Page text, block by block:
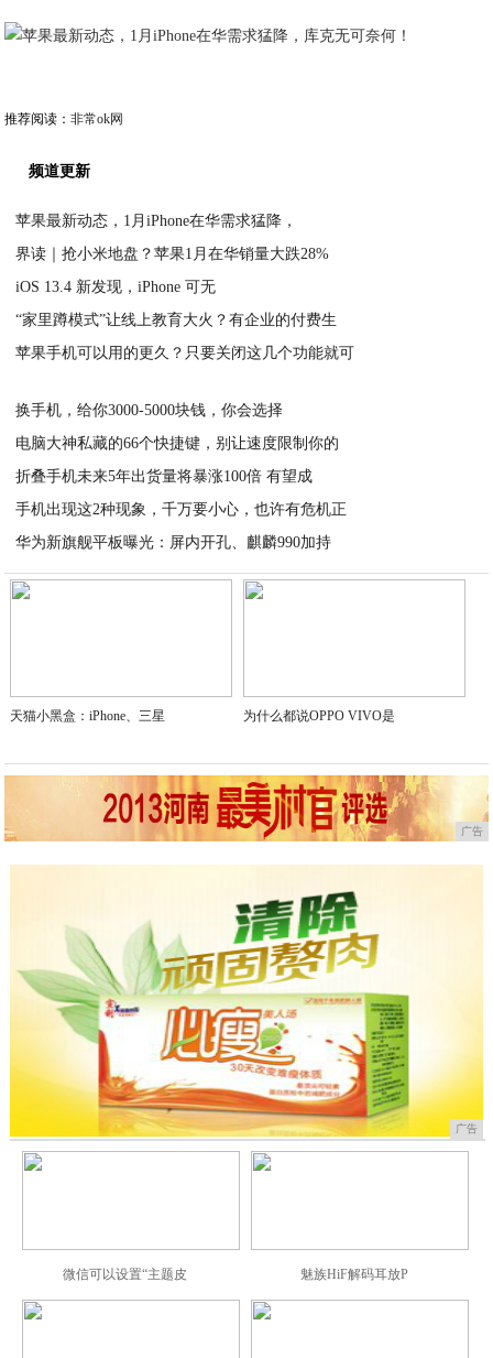
推荐阅读：非常ok网
频道更新
苹果最新动态，1月iPhone在华需求猛降，
界读｜抢小米地盘？苹果1月在华销量大跌28%
iOS 13.4 新发现，iPhone 可无
“家里蹲模式”让线上教育大火？有企业的付费生
苹果手机可以用的更久？只要关闭这几个功能就可
换手机，给你3000-5000块钱，你会选择
电脑大神私藏的66个快捷键，别让速度限制你的
折叠手机未来5年出货量将暴涨100倍 有望成
手机出现这2种现象，千万要小心，也许有危机正
华为新旗舰平板曝光：屏内开孔、麒麟990加持
2020-04-02
天猫小黑盒：iPhone、三星 为什么都说OPPO VIVO是
广告
广告
微信可以设置“主题皮 魅族HiF解码耳放P